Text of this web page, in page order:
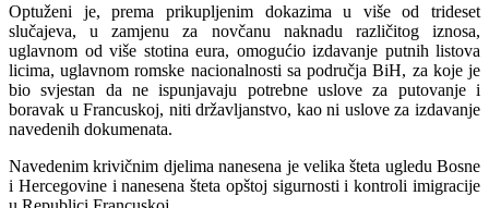
Optuženi je, prema prikupljenim dokazima u više od trideset
slučajeva, u zamjenu za novčanu naknadu različitog iznosa,
uglavnom od više stotina eura, omogućio izdavanje putnih listova
licima, uglavnom romske nacionalnosti sa područja BiH, za koje je
bio svjestan da ne ispunjavaju potrebne uslove za putovanje i
boravak u Francuskoj, niti državljanstvo, kao ni uslove za izdavanje
navedenih dokumenata.
Navedenim krivičnim djelima nanesena je velika šteta ugledu Bosne
i Hercegovine i nanesena šteta opštoj sigurnosti i kontroli imigracije